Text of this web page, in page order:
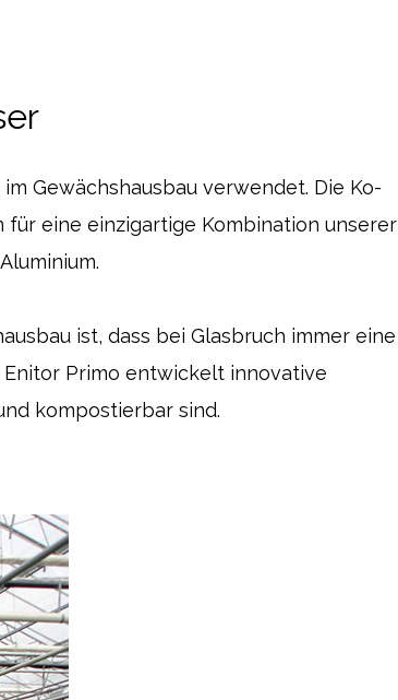
Gewächshausbau verwendet. Die Ko-
für eine einzigartige Kombination unserer
ist, dass bei Glasbruch immer eine
Primo entwickelt innovative
kompostierbar sind.